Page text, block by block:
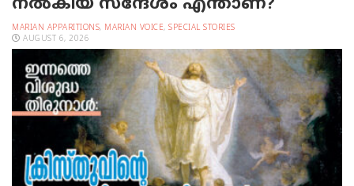
നല്‍കിയ സന്ദേശം എന്താണ്?
MARIAN APPARITIONS, MARIAN VOICE, SPECIAL STORIES
AUGUST 6, 2026